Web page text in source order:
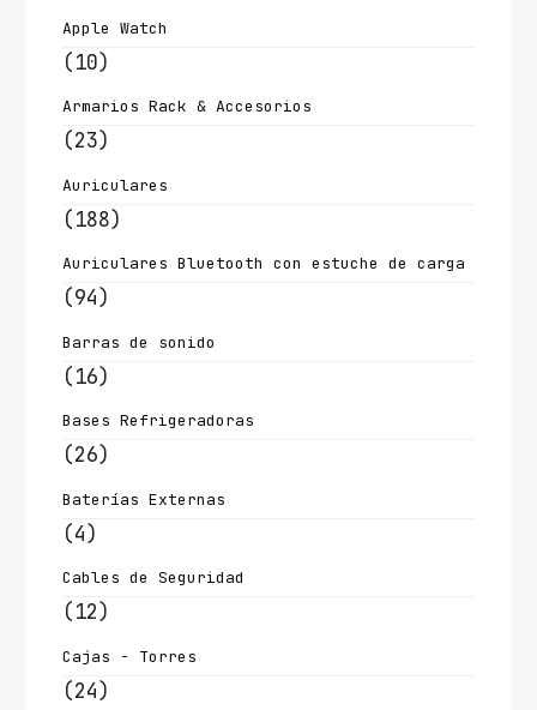
Apple Watch
(10)
Armarios Rack & Accesorios
(23)
Auriculares
(188)
Auriculares Bluetooth con estuche de carga
(94)
Barras de sonido
(16)
Bases Refrigeradoras
(26)
Baterías Externas
(4)
Cables de Seguridad
(12)
Cajas - Torres
(24)